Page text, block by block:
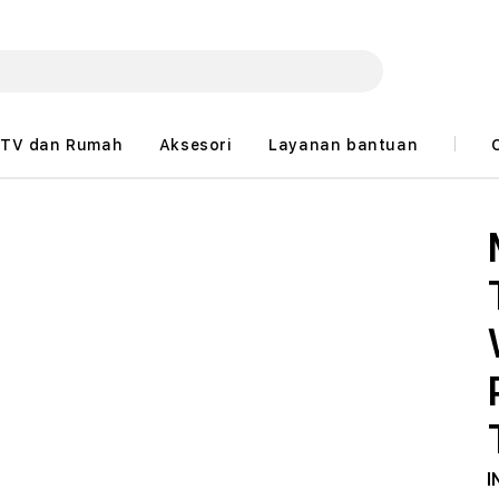
TV dan Rumah Aksesori Layanan bantuan